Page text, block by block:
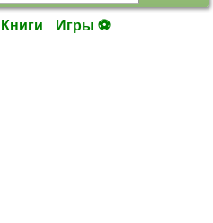
Книги Игры ⚽